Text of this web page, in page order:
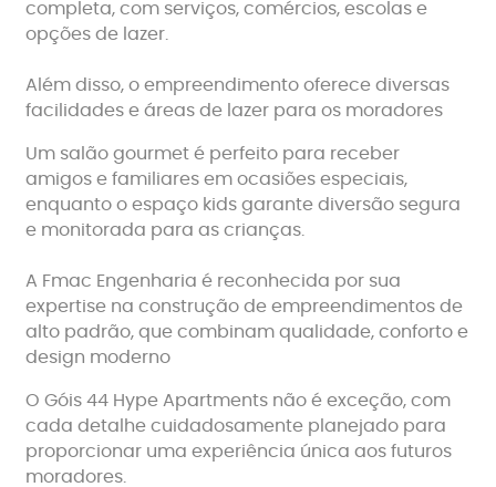
completa, com serviços, comércios, escolas e
opções de lazer.
Além disso, o empreendimento oferece diversas
facilidades e áreas de lazer para os moradores
Um salão gourmet é perfeito para receber
amigos e familiares em ocasiões especiais,
enquanto o espaço kids garante diversão segura
e monitorada para as crianças.
A Fmac Engenharia é reconhecida por sua
expertise na construção de empreendimentos de
alto padrão, que combinam qualidade, conforto e
design moderno
O Góis 44 Hype Apartments não é exceção, com
cada detalhe cuidadosamente planejado para
proporcionar uma experiência única aos futuros
moradores.